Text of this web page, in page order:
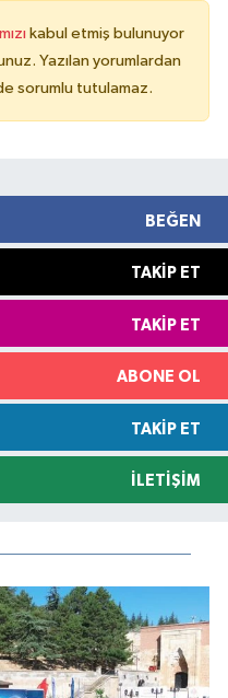
kabul etmiş bulunuyor
Yazılan yorumlardan
sorumlu tutulamaz.
BEĞEN
TAKIP ET
TAKIP ET
ABONE OL
TAKIP ET
İLETIŞIM